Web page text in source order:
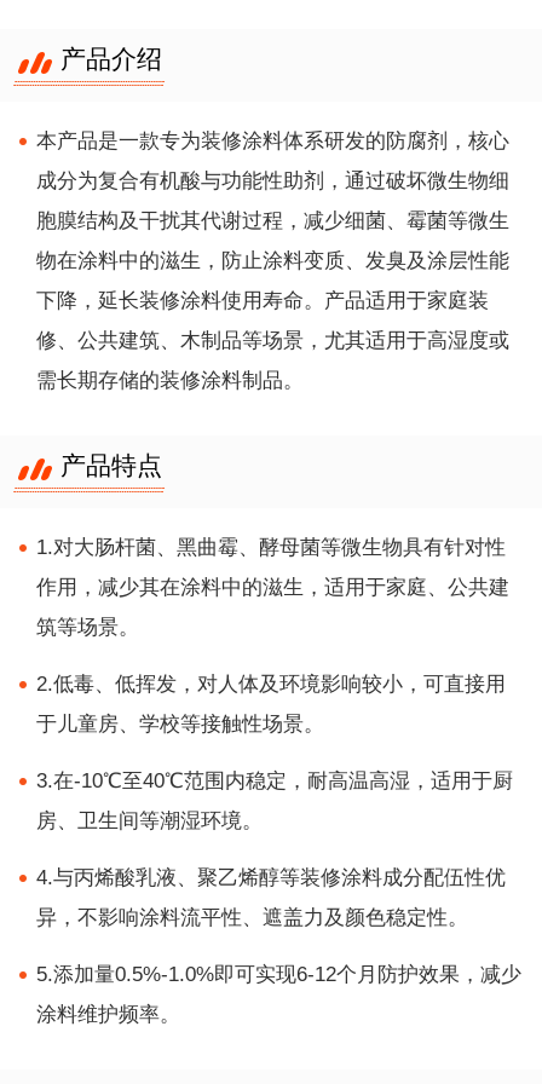
产品介绍
本产品是一款专为装修涂料体系研发的防腐剂，核心
成分为复合有机酸与功能性助剂，通过破坏微生物细
胞膜结构及干扰其代谢过程，减少细菌、霉菌等微生
物在涂料中的滋生，防止涂料变质、发臭及涂层性能
下降，延长装修涂料使用寿命。产品适用于家庭装
修、公共建筑、木制品等场景，尤其适用于高湿度或
需长期存储的装修涂料制品。
产品特点
1.对大肠杆菌、黑曲霉、酵母菌等微生物具有针对性
作用，减少其在涂料中的滋生，适用于家庭、公共建
筑等场景。
2.低毒、低挥发，对人体及环境影响较小，可直接用
于儿童房、学校等接触性场景。
3.在-10℃至40℃范围内稳定，耐高温高湿，适用于厨
房、卫生间等潮湿环境。
4.与丙烯酸乳液、聚乙烯醇等装修涂料成分配伍性优
异，不影响涂料流平性、遮盖力及颜色稳定性。
5.添加量0.5%-1.0%即可实现6-12个月防护效果，减少
涂料维护频率。